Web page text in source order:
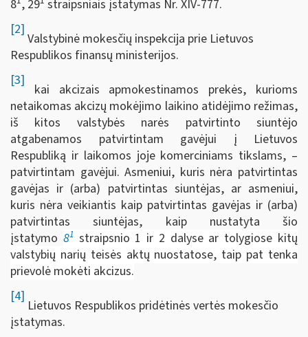
8 , 29 straipsniais įstatymas Nr. XIV-777.
[2]
Valstybinė mokesčių inspekcija prie Lietuvos
Respublikos finansų ministerijos.
[3]
kai akcizais apmokestinamos prekės, kurioms
netaikomas akcizų mokėjimo laikino atidėjimo režimas,
iš kitos valstybės narės patvirtinto siuntėjo
atgabenamos patvirtintam gavėjui į Lietuvos
Respubliką ir laikomos joje komerciniams tikslams, –
patvirtintam gavėjui. Asmeniui, kuris nėra patvirtintas
gavėjas ir (arba) patvirtintas siuntėjas, ar asmeniui,
kuris nėra veikiantis kaip patvirtintas gavėjas ir (arba)
patvirtintas siuntėjas, kaip nustatyta šio
įstatymo 81 straipsnio 1 ir 2 dalyse ar tolygiose kitų
valstybių narių teisės aktų nuostatose, taip pat tenka
prievolė mokėti akcizus.
[4]
Lietuvos Respublikos pridėtinės vertės mokesčio
įstatymas.